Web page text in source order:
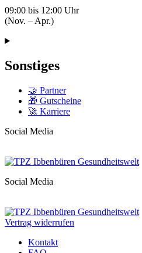
09:00 bis 12:00 Uhr
(Nov. – Apr.)
Sonstiges
🤝 Partner
🎁 Gutscheine
🚀 Karriere
Social Media
Social Media
Vertrag widerrufen
Kontakt